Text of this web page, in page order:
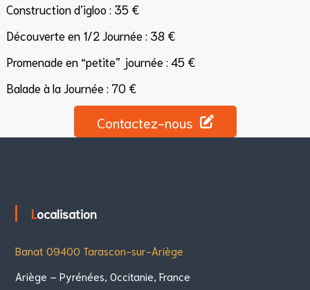
Construction d’igloo : 35 €
Découverte en 1/2 Journée : 38 €
Promenade en “petite” journée : 45 €
Balade à la Journée : 70 €
Contactez-nous
Localisation
Banat 09400 Tarascon-sur-Ariège
Ariège – Pyrénées, Occitanie, France